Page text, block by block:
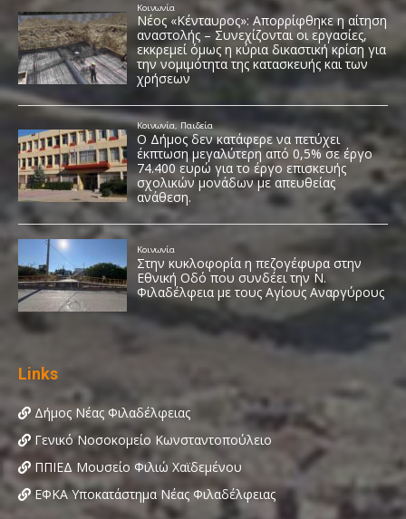
Links
Δήμος Νέας Φιλαδέλφειας
Γενικό Νοσοκομείο Κωνσταντοπούλειο
ΠΠΙΕΔ Μουσείο Φιλιώ Χαϊδεμένου
ΕΦΚΑ Υποκατάστημα Νέας Φιλαδέλφειας